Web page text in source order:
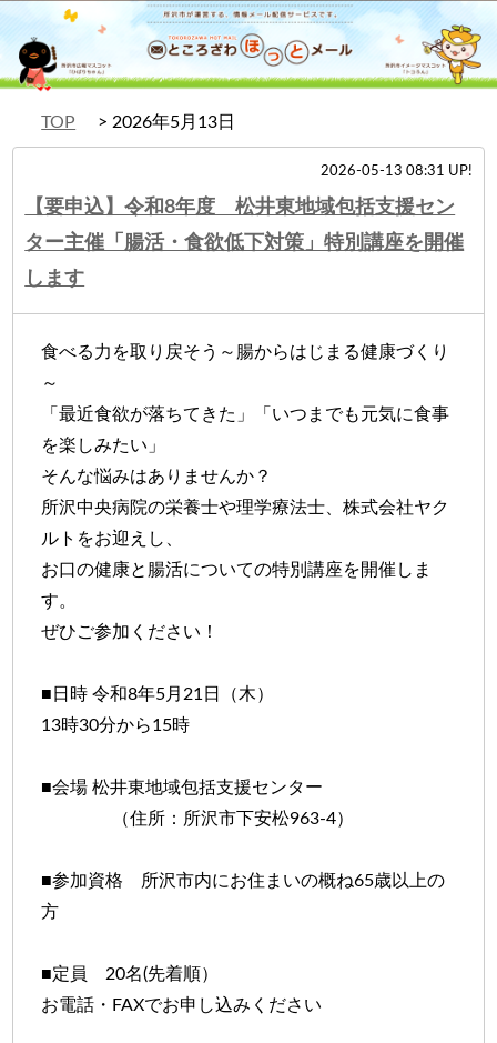
TOP 2026年5月13日
2026-05-13 08:31 UP!
【要申込】令和8年度 松井東地域包括支援セン
ター主催「腸活・食欲低下対策」特別講座を開催
します
食べる力を取り戻そう～腸からはじまる健康づくり
～
「最近食欲が落ちてきた」「いつまでも元気に食事
を楽しみたい」
そんな悩みはありませんか？
所沢中央病院の栄養士や理学療法士、株式会社ヤク
ルトをお迎えし、
お口の健康と腸活についての特別講座を開催しま
す。
ぜひご参加ください！
■日時 令和8年5月21日（木）
13時30分から15時
■会場 松井東地域包括支援センター
（住所：所沢市下安松963-4）
■参加資格 所沢市内にお住まいの概ね65歳以上の
方
■定員 20名(先着順）
お電話・FAXでお申し込みください